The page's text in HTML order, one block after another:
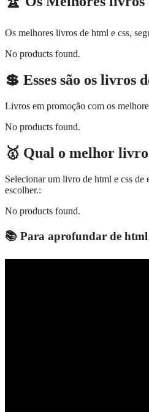
Os melhores livros de html e css,
No products found.
💲 Esses são os livros
Livros em promoção com os
No products found.
🥇 Qual o melhor livro
Selecionar um livro de html e css de
escolher.:
No products found.
📚 Para aprofundar de html